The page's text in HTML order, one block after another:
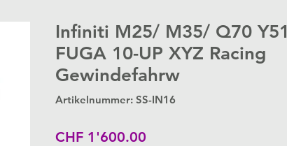
Infiniti M25/ M35/ Q70 Y51
FUGA 10-UP XYZ Racing
Gewindefahrw
Artikelnummer: SS-IN16
CHF 1'600.00